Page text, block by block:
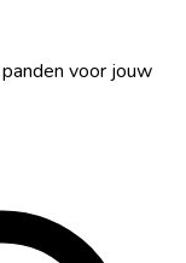
voor jouw